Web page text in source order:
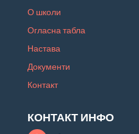
О школи
Огласна табла
Настава
Документи
Контакт
КОНТАКТ ИНФО